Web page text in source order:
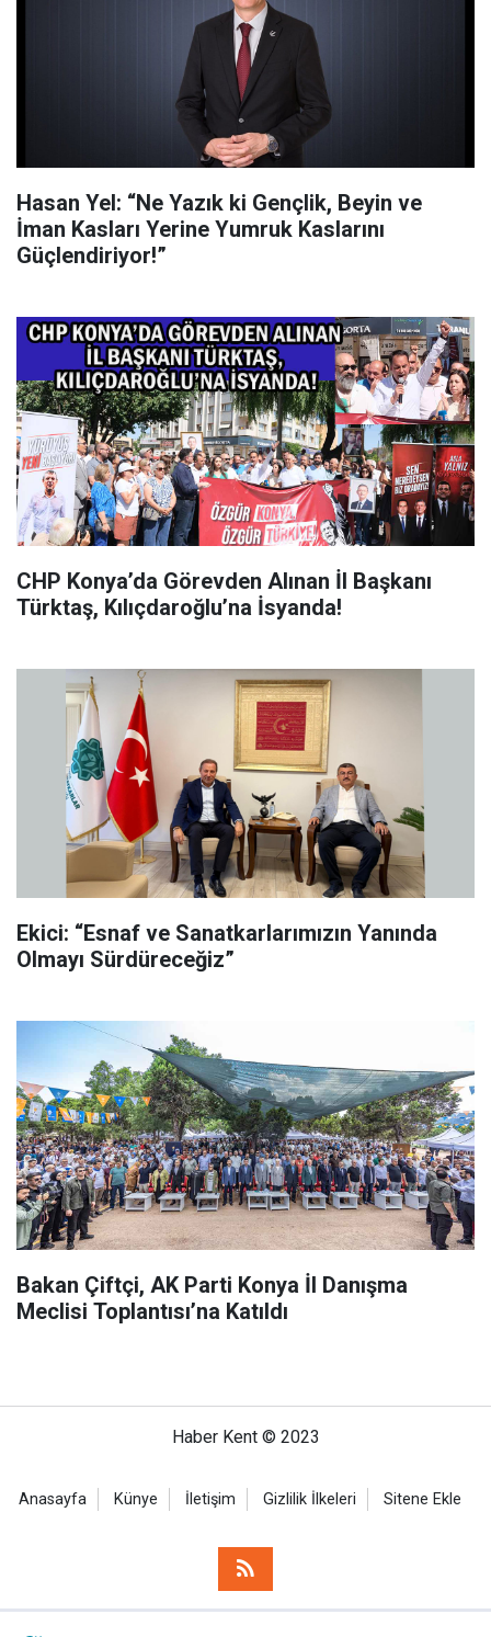
Hasan Yel: “Ne Yazık ki Gençlik, Beyin ve
İman Kasları Yerine Yumruk Kaslarını
Güçlendiriyor!”
CHP Konya’da Görevden Alınan İl Başkanı
Türktaş, Kılıçdaroğlu’na İsyanda!
Ekici: “Esnaf ve Sanatkarlarımızın Yanında
Olmayı Sürdüreceğiz”
Bakan Çiftçi, AK Parti Konya İl Danışma
Meclisi Toplantısı’na Katıldı
Haber Kent © 2023
Anasayfa Künye İletişim Gizlilik İlkeleri Sitene Ekle